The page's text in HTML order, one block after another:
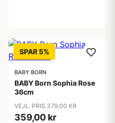
SPAR 5%
BABY BORN
BABY Born Sophia Rose
36cm
VEJL. PRIS 379,00 KR
359,00 kr